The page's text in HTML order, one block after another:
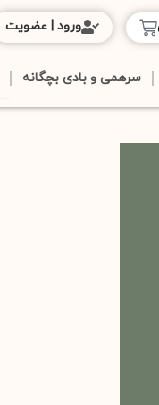
سرهمی و بادی بچگانه
ورود | عضویت